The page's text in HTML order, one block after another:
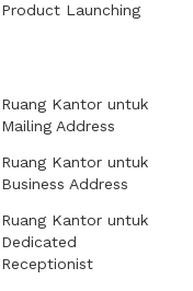
Product Launching
Ruang Kantor untuk
Mailing Address
Ruang Kantor untuk
Business Address
Ruang Kantor untuk
Dedicated
Receptionist